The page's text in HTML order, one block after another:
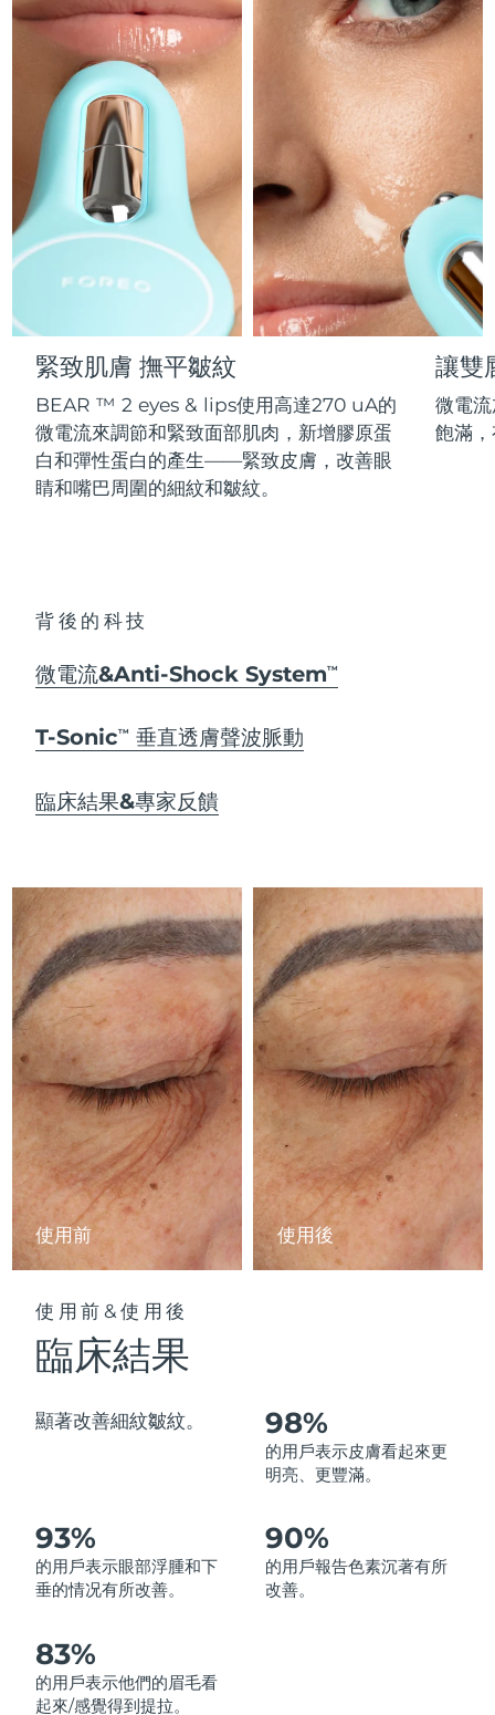
緊致肌膚 撫平皺紋
BEAR ™ 2 eyes & lips使用高達270 uA的
微電流來調節和緊致面部肌肉，新增膠原蛋
白和彈性蛋白的產生——緊致皮膚，改善眼
睛和嘴巴周圍的細紋和皺紋。
讓雙
微電
飽滿
背後的科技
微電流&Anti-Shock SystemTM
T-SonicTM 垂直透膚聲波脈動
臨床結果&專家反饋
使用前 使用後
使用前&使用後
臨床結果
顯著改善細紋皺紋。 98%
的用戶表示皮膚看起來更
明亮、更豐滿。
93%
的用戶表示眼部浮腫和下
垂的情况有所改善。
90%
的用戶報告色素沉著有所
改善。
83%
的用戶表示他們的眉毛看
起來/感覺得到提拉。
LUNA™ 設備
All facial cleansing devices
Rejuvenation & hydration
UFO™ 設備
All deep facial hydration devices
Dual LED + sonic device & 18% PAP gel
ISSA™ 設備
All silicone sonic toothbrushes
FAQ™ P1 Primer
Manuka honey primer
FAQ™護膚品
All FAQ™ skincare
FAQ™產品
All anti-aging treatments
FAQ™ 221
Anti-aging LED hand mask
FAQ™護膚品
All FAQ™ skincare
FAQ™產品
All LED treatments
Scalp recovery probiotic serum
FAQ™護膚品
All FAQ™ skincare
FAQ™產品
All hair treatments
Full-Spectrum Red Light Therapy
FAQ™ Red Light Serum
FAQ™ skincare
All FAQ™ skincare
FAQ™ products
脫毛
PEACH™ 2 Pro Max
Professional IPL hair removal device
PEACH™ 2
IPL hair removal
PEACH™ 2 go
Travel-friendly IPL hair removal
身體護理
BEAR™ 2 body
Microcurrent body toning
LUNA™ 4 body
Massaging body brush
SUPERCHARGED™ serum
Firming body serum
ESPADA™ 2 plus
Recurring acne LED therapy
ESPADA™ 2
Acne treatment device
ESPADA™ 設備
眼部護理
BEAR™ 2 eyes & lips
Microcurrent line smoothing device
IRIS™ 2
Rejuvenating eye massager
眼部護理設備
毛孔護理
KIWI™ derma
Diamond microdermabrasion .
Blackhead remover
KIWI™ 皮肤护理
Advanced pore care essentials
護發
LUNA™ 4 hair
2-in-1 LED scalp massager
LED light hairbrush
LUNA™ Dual-Peptide Scalp
For healthy hair
NEW
Dual LED + sonic device & 18% PAP gel
18% PAP
更多的
護膚品 男士
全部購買
FOREO APP
關於我們
愛沙尼亞 預計送達日期8/11/26
芬蘭 預計送達日期 8/11/26
法國 預計送達日期8/11/26
法屬玻里尼西亞 預計送達日期8/15/26
德國 預計送達日期 8/11/26
預計送達日期 8/15/26
希臘 8/11/26
中國香港特別行政區 預計送達日期 8/12/26
匈牙利 預計送達日期
愛爾蘭
曼島 預計送達日期
以色列
澤西島
哈薩克 預計送達日期8/13/26
科威特 預計送達日期8/11/26
拉脫維亞 預計送達日期 8/11/26
黎巴嫩 預計送達日期8/12/26
立陶宛 預計送達日期 8/11/26
盧森堡 預計送達日期 8/11/26
中國澳門特別行政區 預計送達日期 8/13/26
馬來西亞
馬爾他
預計送達日期8/12/26
紐西蘭 預計送達日期8/11/26
阿曼